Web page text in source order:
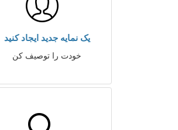
یک نمایه جدید ایجاد کنید
خودت را توصیف کن